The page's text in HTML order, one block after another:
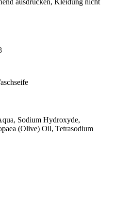
Sodium Hydroxyde,
(Olive) Oil, Tetrasodium